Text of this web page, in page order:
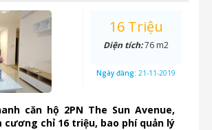
căn hộ 2PN The Sun Avenue,
cương chỉ 16 triệu, bao phí quản lý
16 Triệu
Diện tích:76 m2
Ngày đăng: 21-11-2019